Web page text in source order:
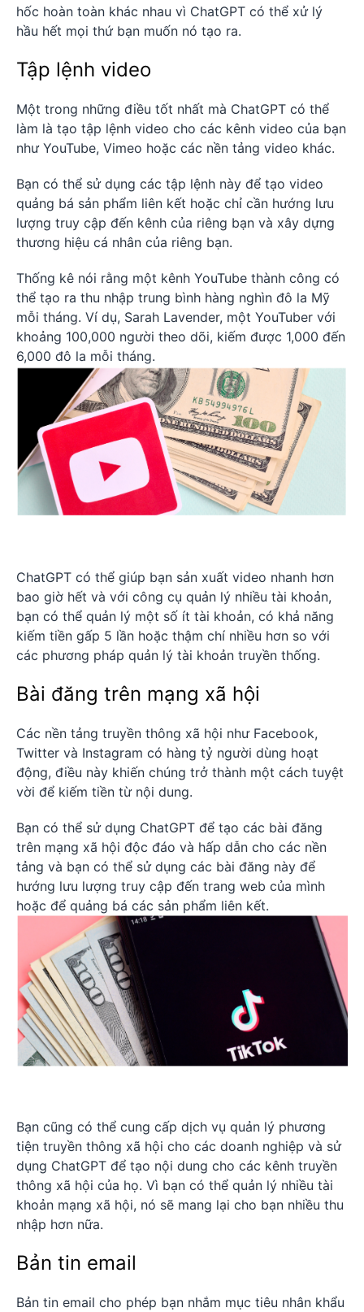
hốc hoàn toàn khác nhau vì ChatGPT có thể xử lý
hầu hết mọi thứ bạn muốn nó tạo ra.
Tập lệnh video
Một trong những điều tốt nhất mà ChatGPT có thể
làm là tạo tập lệnh video cho các kênh video của bạn
như YouTube, Vimeo hoặc các nền tảng video khác.
Bạn có thể sử dụng các tập lệnh này để tạo video
quảng bá sản phẩm liên kết hoặc chỉ cần hướng lưu
lượng truy cập đến kênh của riêng bạn và xây dựng
thương hiệu cá nhân của riêng bạn.
Thống kê nói rằng một kênh YouTube thành công có
thể tạo ra thu nhập trung bình hàng nghìn đô la Mỹ
mỗi tháng. Ví dụ, Sarah Lavender, một YouTuber với
khoảng 100,000 người theo dõi, kiếm được 1,000 đến
6,000 đô la mỗi tháng.
ChatGPT có thể giúp bạn sản xuất video nhanh hơn
bao giờ hết và với công cụ quản lý nhiều tài khoản,
bạn có thể quản lý một số ít tài khoản, có khả năng
kiếm tiền gấp 5 lần hoặc thậm chí nhiều hơn so với
các phương pháp quản lý tài khoản truyền thống.
Bài đăng trên mạng xã hội
Các nền tảng truyền thông xã hội như Facebook,
Twitter và Instagram có hàng tỷ người dùng hoạt
động, điều này khiến chúng trở thành một cách tuyệt
vời để kiếm tiền từ nội dung.
Bạn có thể sử dụng ChatGPT để tạo các bài đăng
trên mạng xã hội độc đáo và hấp dẫn cho các nền
tảng và bạn có thể sử dụng các bài đăng này để
hướng lưu lượng truy cập đến trang web của mình
hoặc để quảng bá các sản phẩm liên kết.
Bạn cũng có thể cung cấp dịch vụ quản lý phương
tiện truyền thông xã hội cho các doanh nghiệp và sử
dụng ChatGPT để tạo nội dung cho các kênh truyền
thông xã hội của họ. Vì bạn có thể quản lý nhiều tài
khoản mạng xã hội, nó sẽ mang lại cho bạn nhiều thu
nhập hơn nữa.
Bản tin email
Bản tin email cho phép bạn nhắm mục tiêu nhân khẩu